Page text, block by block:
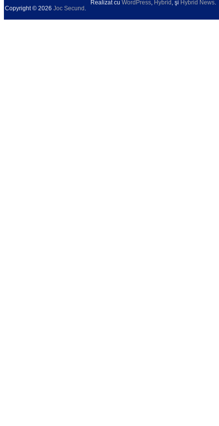
Copyright © 2026 Joc Secund .
Realizat cu WordPress, Hybrid , şi Hybrid News.